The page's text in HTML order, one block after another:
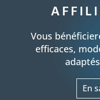
Vous
efficaces,
En